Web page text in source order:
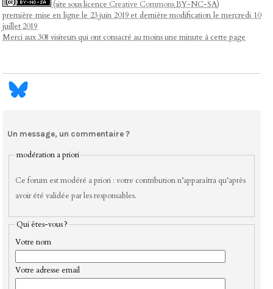
(site sous licence Creative CommonsBY-NC-SA)
première mise en ligne le 23 juin 2019 et dernière modification le mercredi 10
juillet 2019
Merci aux 308 visiteurs qui ont consacré au moins une minute à cette page
Un message, un commentaire ?
modération a priori
Ce forum est modéré a priori : votre contribution n’apparaîtra qu’après
avoir été validée par les responsables.
Qui êtes-vous ?
Votre nom
Votre adresse email